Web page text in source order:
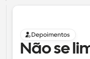
Depoimentos
Não se